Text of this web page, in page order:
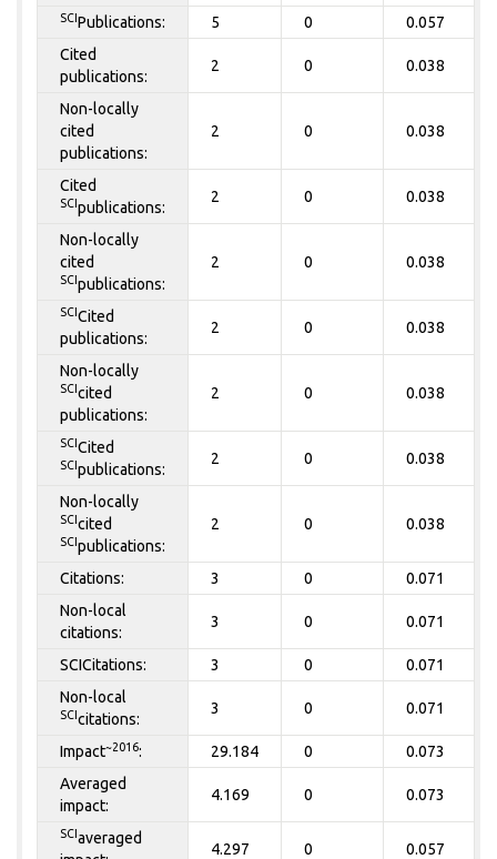
SCIPublications: 5 0 0.057
Cited
publications:
2 0 0.038
Non-locally
cited
publications:
2 0 0.038
Cited
SCIpublications:
2 0 0.038
Non-locally
cited
SCIpublications:
2 0 0.038
SCICited
publications:
2 0 0.038
Non-locally
SCIcited
publications:
2 0 0.038
SCICited
SCIpublications:
2 0 0.038
Non-locally
SCIcited
SCIpublications:
2 0 0.038
Citations: 3 0 0.071
Non-local
citations:
3 0 0.071
SCICitations: 3 0 0.071
Non-local
SCIcitations:
3 0 0.071
Impact~2016: 29.184 0 0.073
Averaged
impact:
4.169 0 0.073
SCIaveraged
4.297 0 0.057